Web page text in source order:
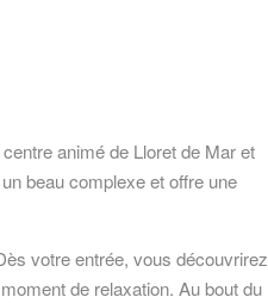
animé de Lloret de Mar et
beau complexe et offre une
votre entrée, vous découvrirez
de relaxation. Au bout du